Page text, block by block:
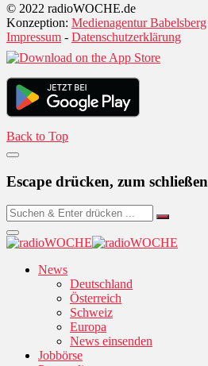
© 2022 radioWOCHE.de
Konzeption: Medienagentur Babelsberg
Impressum - Datenschutzerklärung
Back to Top
Escape drücken, zum schließen
News
Deutschland
Österreich
Schweiz
Europa
News einsenden
Jobbörse